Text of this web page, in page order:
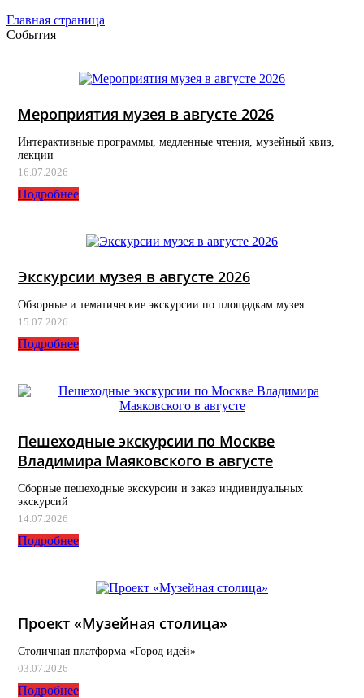
Главная страница
События
Мероприятия музея в августе 2026
Интерактивные программы, медленные чтения, музейный квиз,
лекции
16.07.2026
Подробнее
Экскурсии музея в августе 2026
Обзорные и тематические экскурсии по площадкам музея
15.07.2026
Подробнее
Пешеходные экскурсии по Москве
Владимира Маяковского в августе
Сборные пешеходные экскурсии и заказ индивидуальных
экскурсий
14.07.2026
Подробнее
Проект «Музейная столица»
Столичная платформа «Город идей»
03.07.2026
Подробнее